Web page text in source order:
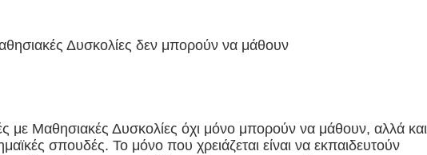
Δυσκολίες δεν μπορούν να μάθουν
με Μαθησιακές Δυσκολίες όχι μόνο μπορούν να μάθουν, αλλά και
σπουδές. Το μόνο που χρειάζεται είναι να εκπαιδευτούν